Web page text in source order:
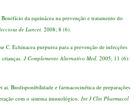
da equinácea na prevenção e tratamento do
de Lancet 2008; 8 (6).
C. Echinacea purpurea para a prevenção de infecções
crianças.J Complemento Alternativo Med 2005; 11 (6):
ai. Biodisponibilidade e farmacocinética de preparações
com o sistema imunológico.Int J Clin Pharmacol